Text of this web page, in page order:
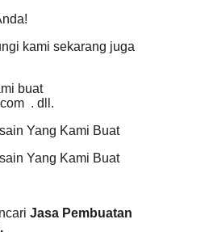
kami sekarang juga
buat
. dll.
Yang Kami Buat
Yang Kami Buat
Jasa Pembuatan